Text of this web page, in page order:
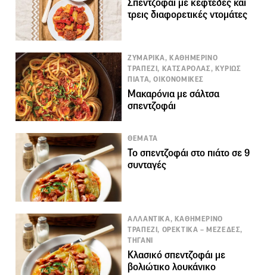
Σπεντζοφάι με κεφτέδες και
τρεις διαφορετικές ντομάτες
ΖΥΜΑΡΙΚΑ, ΚΑΘΗΜΕΡΙΝΟ
ΤΡΑΠΕΖΙ, ΚΑΤΣΑΡΟΛΑΣ, ΚΥΡΙΩΣ
ΠΙΑΤΑ, ΟΙΚΟΝΟΜΙΚΕΣ
Μακαρόνια με σάλτσα
σπεντζοφάι
ΘΕΜΑΤΑ
Το σπεντζοφάι στο πιάτο σε 9
συνταγές
ΑΛΛΑΝΤΙΚΑ, ΚΑΘΗΜΕΡΙΝΟ
ΤΡΑΠΕΖΙ, ΟΡΕΚΤΙΚΑ – ΜΕΖΕΔΕΣ,
ΤΗΓΑΝΙ
Κλασικό σπεντζοφάι με
βολιώτικο λουκάνικο